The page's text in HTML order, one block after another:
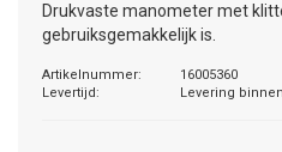
Drukvaste manometer met
gebruiksgemakkelijk is.
Artikelnummer:
16005360
Levertijd:
Levering